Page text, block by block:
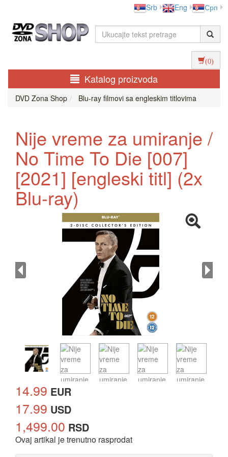
Srb Eng Срп
(0)
Katalog proizvoda
DVD Zona Shop Blu-ray filmovi sa engleskim titlovima
Nije vreme za umiranje /
No Time To Die [007]
[2021] [engleski titl] (2x
Blu-ray)
14.99 EUR
17.99 USD
1,499.00 RSD
Ovaj artikal je trenutno rasprodat